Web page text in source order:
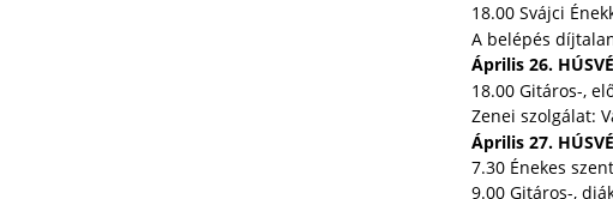
18.00 Svájci
A belépés
Április 26.
18.00 Gitáros-,
Zenei szolgálat:
Április 27.
7.30 Énekes
9.00 Gitáros-,